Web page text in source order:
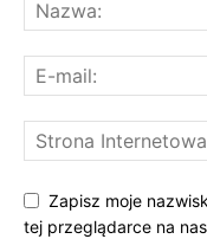
Zapisz moje
tej przeglądarce na